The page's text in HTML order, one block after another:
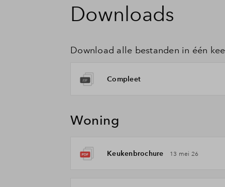
Downloads
Download alle bestanden in één
Compleet
Woning
Keukenbrochure 13 mei 26